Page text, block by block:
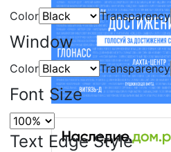
Color Transparency
Window
Color Transparency
Font Size
Text Edge Style